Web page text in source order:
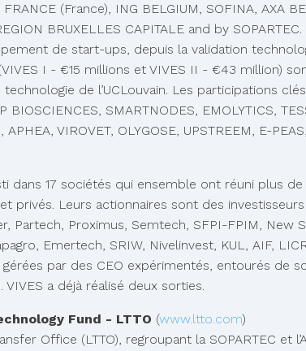
(France), ING BELGIUM, SOFINA, AXA
BRUXELLES CAPITALE and by
de start-ups, depuis la validation
I - €15 millions et VIVES II - €43 million)
de l’UCLouvain. Les participations clés
BIOSCIENCES, SMARTNODES, EMOLYTICS,
APHEA, VIROVET, OLYGOSE, UPSTREEM, E-
dans 17 sociétés qui ensemble ont réuni plus
privés. Leurs actionnaires sont des
Partech, Proximus, Semtech, SFPI-FPIM, New
Emertech, SRIW, Nivelinvest, KUL, AIF,
par des CEO expérimentés, entourés de
VIVES a déjà réalisé deux sorties.
Fund - LTTO (www.ltto.com)
Office (LTTO), regroupant la SOPARTEC et